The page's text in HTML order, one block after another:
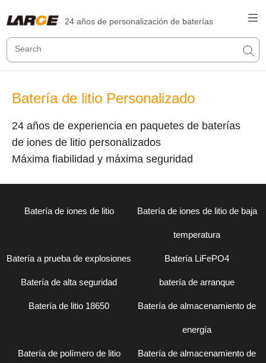
24 años de personalización de baterías
Batería de litio Personalizado
24 años de experiencia en paquetes de baterías
de iones de litio personalizados
Máxima fiabilidad y máxima seguridad
Batería de iones de litio Batería de iones de litio de baja
temperatura
Batería a prueba de explosiones Batería LiFePO4
Batería de alta seguridad batería de arranque
Batería de litio 18650 Batería de almacenamiento de
energía
Batería de polímero de litio Batería de almacenamiento de